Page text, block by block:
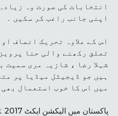
انتخابات کی صورت وہ
اپنی جانب راغب کر سکیں ۔
اس کے علاوہ تحریک انصاف
تعلق رکھنے والی حنا
شہلا رضا ، شازیہ مری سمیت
ہیں جو ڈیجیٹل میڈیا پر
میں اس کا خوب استعمال